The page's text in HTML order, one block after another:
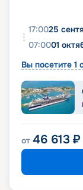
17:0025
07:0001
Вы посетите 1
от 46 613 ₽